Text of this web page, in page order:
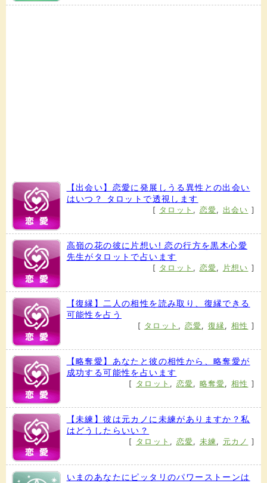
【出会い】恋愛に発展しうる異性との出会い
はいつ？ タロットで透視します
[ タロット , 恋愛, 出会い ]
高嶺の花の彼に片想い! 恋の行方を黒木心愛
先生がタロットで占います
[ タロット , 恋愛, 片想い ]
【復縁】二人の相性を読み取り、復縁できる
可能性を占う
[ タロット , 恋愛, 復縁, 相性 ]
【略奪愛】あなたと彼の相性から、略奪愛が
成功する可能性を占います
[ タロット , 恋愛, 略奪愛, 相性 ]
【未練】彼は元カノに未練がありますか？私
はどうしたらいい？
[ タロット , 恋愛, 未練 , 元カノ ]
いまのあなたにピッタリのパワーストーンは